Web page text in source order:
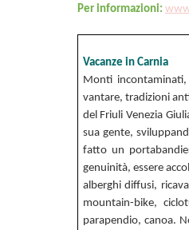
Per informazioni:
Vacanze in Carnia
Monti
vantare, tradizioni
del Friuli Venezia
sua gente,
fatto un
genuinità, essere
alberghi diffusi,
mountain-bike,
parapendio, canoa.